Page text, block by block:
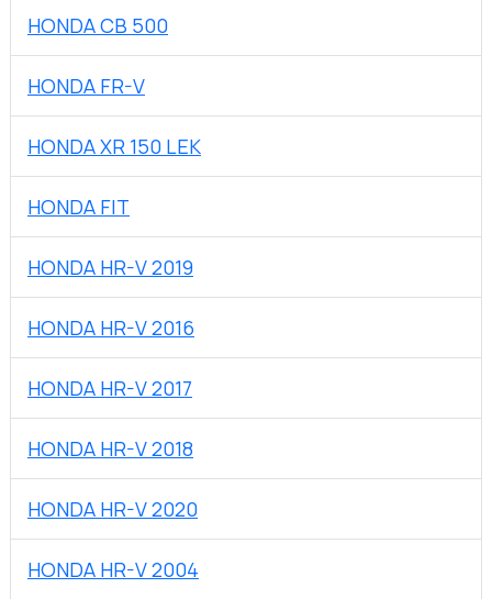
HONDA CB 500
HONDA FR-V
HONDA XR 150 LEK
HONDA FIT
HONDA HR-V 2019
HONDA HR-V 2016
HONDA HR-V 2017
HONDA HR-V 2018
HONDA HR-V 2020
HONDA HR-V 2004